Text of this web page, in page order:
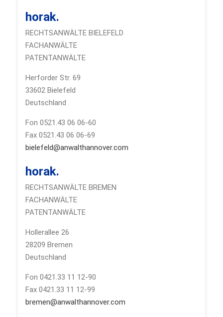
horak.
RECHTSANWÄLTE BIELEFELD
FACHANWÄLTE
PATENTANWÄLTE
Herforder Str. 69
33602 Bielefeld
Deutschland
Fon 0521.43 06 06-60
Fax 0521.43 06 06-69
bielefeld@anwalthannover.com
horak.
RECHTSANWÄLTE BREMEN
FACHANWÄLTE
PATENTANWÄLTE
Hollerallee 26
28209 Bremen
Deutschland
Fon 0421.33 11 12-90
Fax 0421.33 11 12-99
bremen@anwalthannover.com